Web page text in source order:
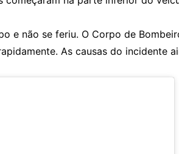
e não se feriu. O Corpo de
As causas do incidente